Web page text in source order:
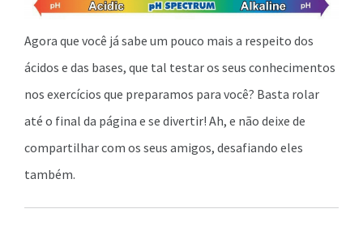
Agora que você já sabe um pouco mais a respeito dos
ácidos e das bases, que tal testar os seus conhecimentos
nos exercícios que preparamos para você? Basta rolar
até o final da página e se divertir! Ah, e não deixe de
compartilhar com os seus amigos, desafiando eles
também.